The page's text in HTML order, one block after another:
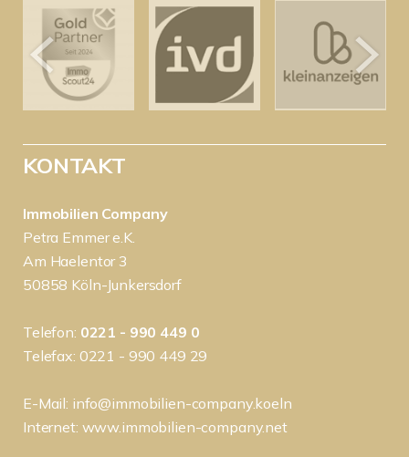
KONTAKT
Immobilien Company
Petra Emmer e.K.
Am Haelentor 3
50858 Köln-Junkersdorf
Telefon: 0221 - 990 449 0
Telefax: 0221 - 990 449 29
E-Mail: info@immobilien-company.koeln
Internet: www.immobilien-company.net